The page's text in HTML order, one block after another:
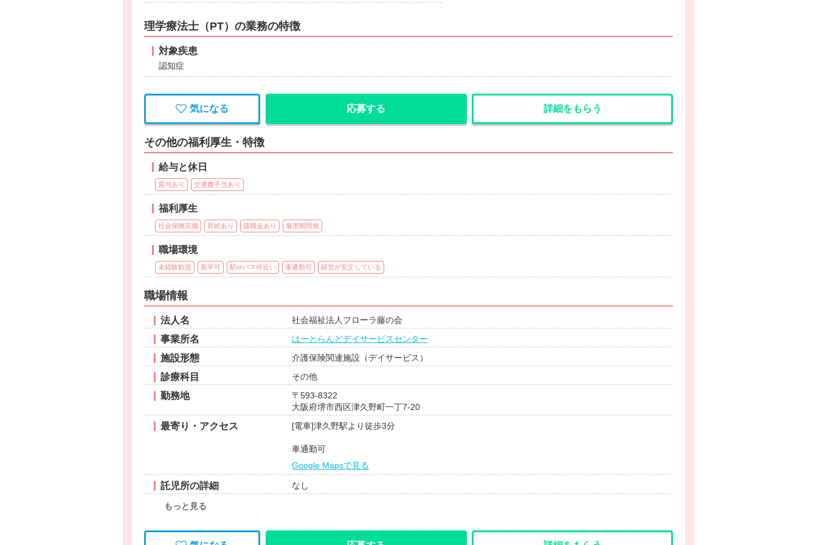
理学療法士（PT）の業務の特徴
対象疾患
認知症
気になる 応募する 詳細をもらう
その他の福利厚生・特徴
給与と休日
賞与あり 交通費手当あり
福利厚生
社会保険完備 昇給あり 退職金あり 雇用期間無
職場環境
未経験歓迎 新卒可 駅orバス停近い 車通勤可 経営が安定している
職場情報
法人名 社会福祉法人フローラ藤の会
事業所名 はーとらんどデイサービスセンター
施設形態 介護保険関連施設（デイサービス）
診療科目 その他
勤務地
〒593-8322
大阪府堺市西区津久野町一丁7-20
最寄り・アクセス [電車]津久野駅より徒歩3分
車通勤可
Google Mapsで見る
託児所の詳細 なし
もっと見る